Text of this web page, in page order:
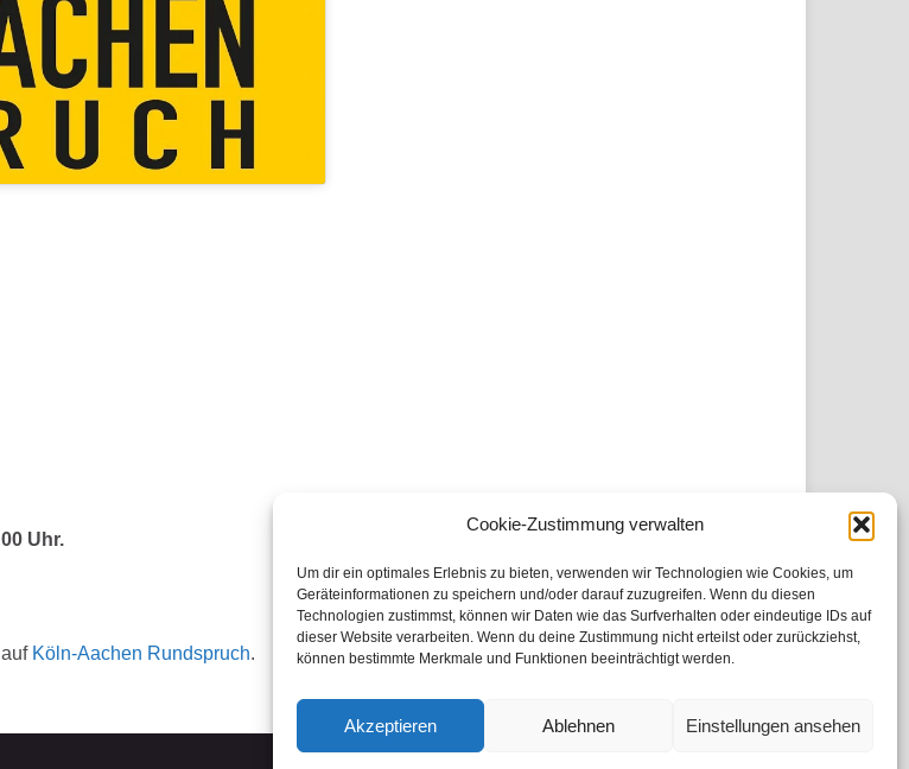
Cookie-Zustimmung verwalten
Um dir ein optimales Erlebnis zu bieten, verwenden wir Technologien wie Cookies, um
Geräteinformationen zu speichern und/oder darauf zuzugreifen. Wenn du diesen
Technologien zustimmst, können wir Daten wie das Surfverhalten oder eindeutige IDs auf
dieser Website verarbeiten. Wenn du deine Zustimmung nicht erteilst oder zurückziehst,
können bestimmte Merkmale und Funktionen beeinträchtigt werden.
Akzeptieren Ablehnen Einstellungen ansehen
Uhr.
Köln-Aachen Rundspruch.